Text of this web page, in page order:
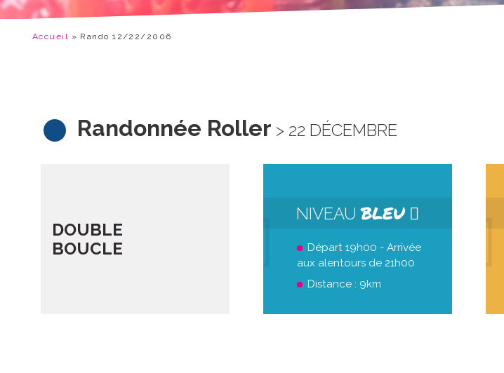
Accueil » Rando 12/22/2006
Randonnée Roller > 22 DÉCEMBRE
DOUBLE
BOUCLE
NIVEAUBLEU
Départ 19h00 - Arrivée
aux alentours de 21h00
Distance : 9km